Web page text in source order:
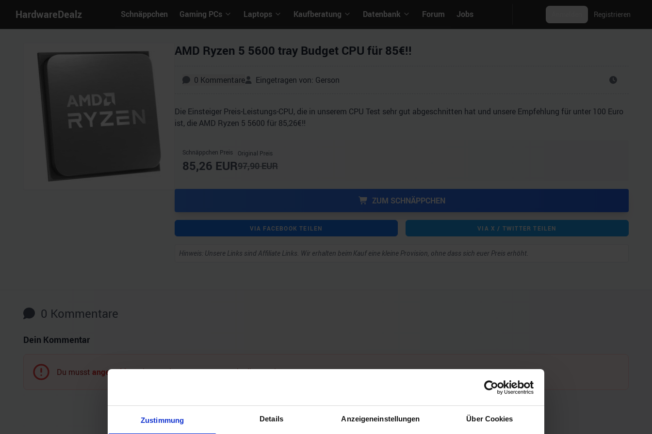
Zustimmung Details Anzeigeneinstellungen Über Cookies
HardwareDealz Schnäppchen Gaming PCs Laptops Kaufberatung Datenbank Forum Jobs Registrieren
AMD Ryzen 5 5600 tray Budget CPU für 85€!!
0 Kommentare Eingetragen von: Gerson
Die Einsteiger Preis-Leistungs-CPU, die in unserem CPU Test sehr gut abgeschnitten hat und unsere Empfehlung für unter 100 Euro
ist, die AMD Ryzen 5 5600 für 85,26€!!
Schnäppchen Preis
85,26 EUR
Original Preis
97,90EUR
ZUM SCHNÄPPCHEN
VIA FACEBOOK TEILEN VIA X / TWITTER TEILEN
Hinweis: Unsere Links sind Affiliate Links. Wir erhalten beim Kauf eine kleine Provision, ohne dass sich euer Preis erhöht.
0 Kommentare
Dein Kommentar
Du musst angemeldetsein, um einen Kommentar schreiben zu können.
Noch keine Kommentare vorhanden.